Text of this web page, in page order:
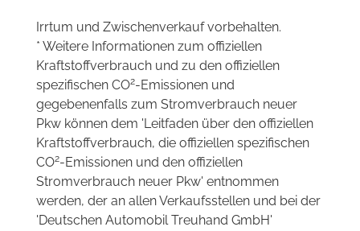
Irrtum und Zwischenverkauf vorbehalten.
* Weitere Informationen zum offiziellen
Kraftstoffverbrauch und zu den offiziellen
spezifischen CO2-Emissionen und
gegebenenfalls zum Stromverbrauch neuer
Pkw können dem 'Leitfaden über den offiziellen
Kraftstoffverbrauch, die offiziellen spezifischen
CO2-Emissionen und den offiziellen
Stromverbrauch neuer Pkw' entnommen
werden, der an allen Verkaufsstellen und bei der
'Deutschen Automobil Treuhand GmbH'